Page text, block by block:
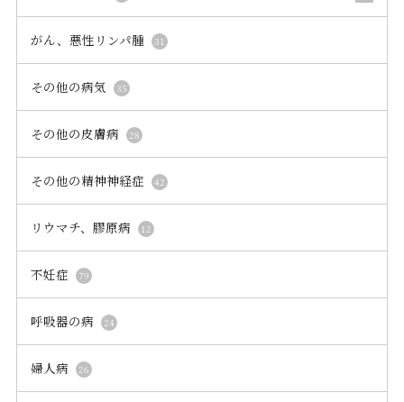
リウマチ、膠原病 12
不妊症 79
呼吸器の病 24
婦人病 26
後縦靭帯骨化症 61
心臓疾患 15
消化器の病 26
湿疹、じんましん、アトピー性皮膚炎、ニキビ 59
痔核、痔ろう、脱肛 128